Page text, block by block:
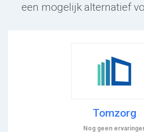
een mogelijk alternatief
Tomzorg
Nog geen